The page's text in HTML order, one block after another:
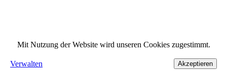
Mit Nutzung der Website wird unseren Cookies zugestimmt.
Verwalten Akzeptieren